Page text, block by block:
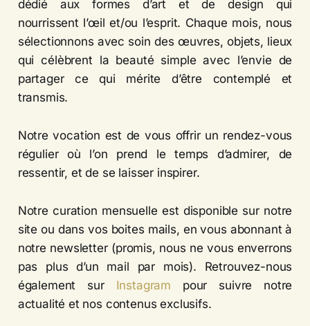
dédié aux formes d’art et de design qui
nourrissent l’œil et/ou l’esprit. Chaque mois, nous
sélectionnons avec soin des œuvres, objets, lieux
qui célèbrent la beauté simple avec l’envie de
partager ce qui mérite d’être contemplé et
transmis.
Notre vocation est de vous offrir un rendez-vous
régulier où l’on prend le temps d’admirer, de
ressentir, et de se laisser inspirer.
Notre curation mensuelle est disponible sur notre
site ou dans vos boites mails, en vous abonnant à
notre newsletter (promis, nous ne vous enverrons
pas plus d’un mail par mois). Retrouvez-nous
également sur Instagram pour suivre notre
actualité et nos contenus exclusifs.